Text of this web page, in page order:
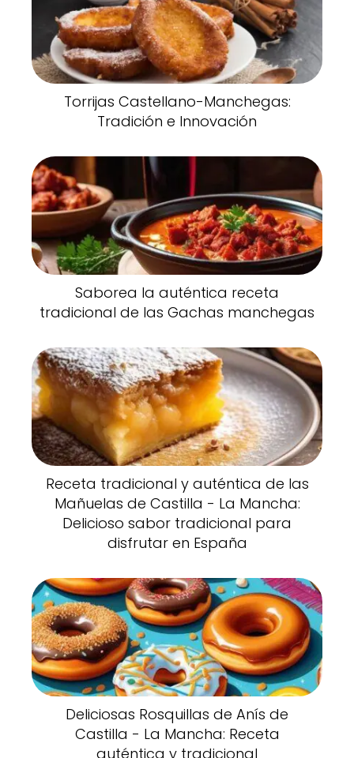
Torrijas Castellano-Manchegas:
Tradición e Innovación
Saborea la auténtica receta
tradicional de las Gachas manchegas
Receta tradicional y auténtica de las
Mañuelas de Castilla - La Mancha:
Delicioso sabor tradicional para
disfrutar en España
Deliciosas Rosquillas de Anís de
Castilla - La Mancha: Receta
auténtica y tradicional